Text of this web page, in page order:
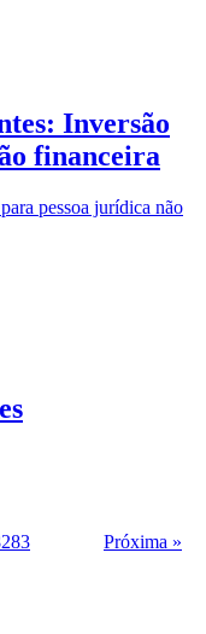
Inversão
financeira
pessoa jurídica não
83 Próxima »